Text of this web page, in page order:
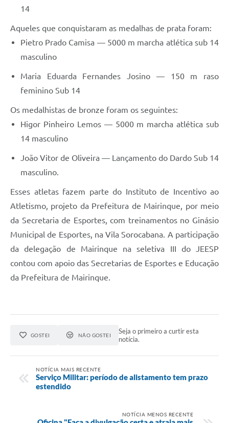
14
Aqueles que conquistaram as medalhas de prata foram:
Pietro Prado Camisa — 5000 m marcha atlética sub 14
masculino
Maria Eduarda Fernandes Josino — 150 m raso
feminino Sub 14
Os medalhistas de bronze foram os seguintes:
Higor Pinheiro Lemos — 5000 m marcha atlética sub
14 masculino
João Vitor de Oliveira — Lançamento do Dardo Sub 14
masculino.
Esses atletas fazem parte do Instituto de Incentivo ao
Atletismo, projeto da Prefeitura de Mairinque, por meio
da Secretaria de Esportes, com treinamentos no Ginásio
Municipal de Esportes, na Vila Sorocabana. A participação
da delegação de Mairinque na seletiva III do JEESP
contou com apoio das Secretarias de Esportes e Educação
da Prefeitura de Mairinque.
GOSTEI NÃO GOSTEI
Seja o primeiro a curtir esta
notícia.
NOTÍCIA MAIS RECENTE
Serviço Militar: período de alistamento tem prazo
estendido
NOTÍCIA MENOS RECENTE